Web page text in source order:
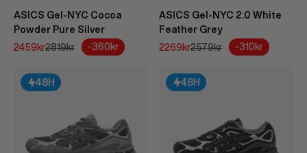
ASICS Gel-NYC Cocoa
Powder Pure Silver
REA-pris
2459krPris
2819kr -360kr
ASICS Gel-NYC 2.0 White
Feather Grey
REA-pris
2269krPris
2579kr -310kr
48H 48H